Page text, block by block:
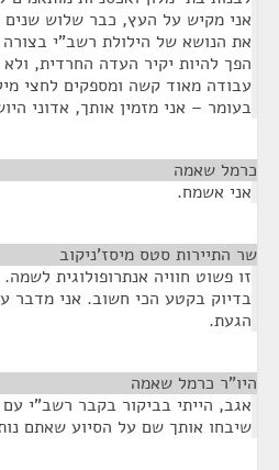
אני מקיש על העץ, כבר שלוש שנים
את הנושא של הילולת רשב"י
הפך להיות יקיר העדה החרדית,
עבודה מאוד קשה ומספקים לחצי
בעומר – אני מזמין אותך, אדוני
כרמל שאמה
אני אשמח.
שר התיירות סטס מיסז'ניקוב
זו פשוט חוויה אנתרופולוגית
בדיוק בקטע הכי חשוב. אני מדבר
הגעת.
היו"ר כרמל שאמה
אגב, הייתי בביקור בקבר רשב"י
שיבחו אותך שם על הסיוע שאתם